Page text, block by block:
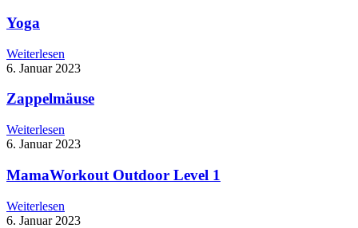
Yoga
Weiterlesen
6. Januar 2023
Zappelmäuse
Weiterlesen
6. Januar 2023
MamaWorkout Outdoor Level 1
Weiterlesen
6. Januar 2023